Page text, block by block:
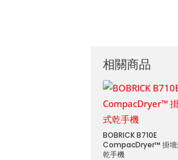
相關商品
BOBRICK B710E
CompacDryer™ 掛墻
乾手機